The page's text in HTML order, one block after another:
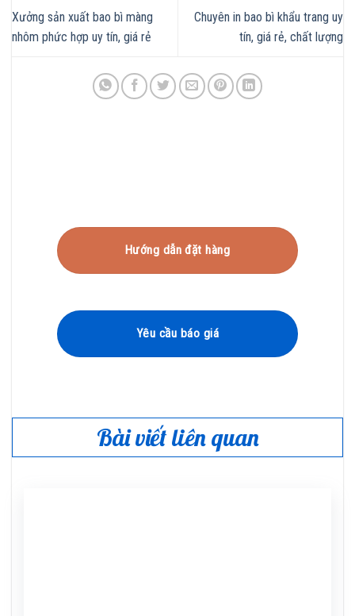
Xưởng sản xuất bao bì màng
nhôm phức hợp uy tín, giá rẻ
Chuyên in bao bì khẩu trang uy
tín, giá rẻ, chất lượng
Hướng dẫn đặt hàng
Yêu cầu báo giá
Bài viết liên quan